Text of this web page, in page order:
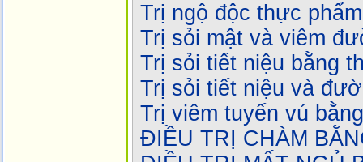
Trị ngộ độc thực
Trị sỏi mật và viêm
Trị sỏi tiết niệu bằng
Trị sỏi tiết niệu và
Trị viêm tuyến vú
ĐIỀU TRỊ CHÀM